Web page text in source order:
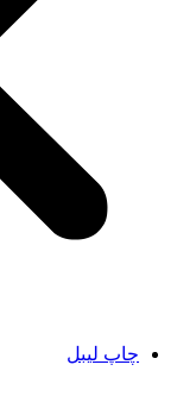
چاپ لیبل